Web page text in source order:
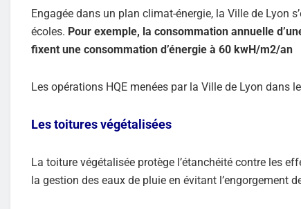
Engagée dans un plan climat-énergie, la Ville de Lyon
écoles. Pour exemple, la consommation annuelle
fixent une consommation d’énergie à 60 kwH/m2/an
Les opérations HQE menées par la Ville de Lyon dans
Les toitures végétalisées
La toiture végétalisée protège l’étanchéité contre les
la gestion des eaux de pluie en évitant l’engorgement